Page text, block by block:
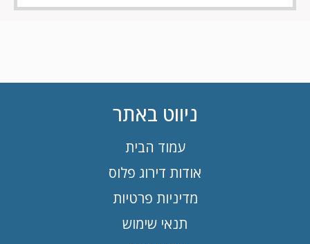
ניווט באתר
עמוד הבית
אודות דירוג פלוס
מדיניות פרטיות
תנאי שימוש